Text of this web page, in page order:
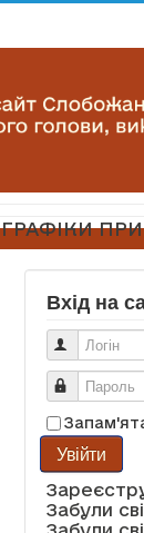
ГРАФІКИ
Вхід на
Логін
Пароль
Увійти
Забули